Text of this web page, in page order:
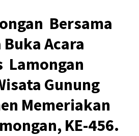
Bersama
Acara
Lamongan
Gunung
Memeriakan
KE-456.